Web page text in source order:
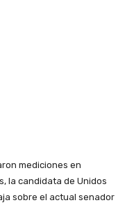
mediciones en
la candidata de Unidos
sobre el actual senador